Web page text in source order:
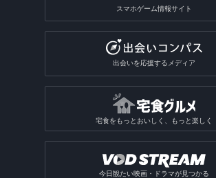
人材派遣求人情報アプリ
動物占いアプリ
おみくじアプリ
TV番組表アプリ
テレビリモコンアプリ
オタクアプリ総合
動画に文字を入れるアプリ
写真を動画にするアプリ
動画を写真にするアプリ
スマホゲーム情報サイト
出会いを応援するメディア
宅食をもっとおいしく、もっと楽しく
今日観たい映画・ドラマが見つかる